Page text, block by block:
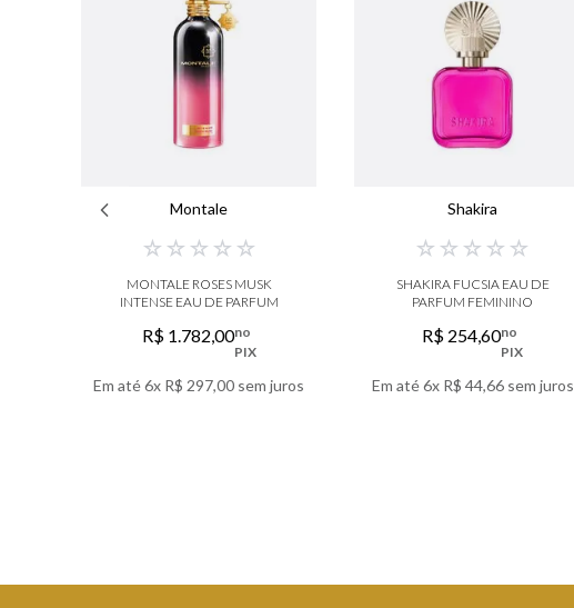
Montale
☆ ☆ ☆ ☆ ☆
MONTALE ROSES MUSK
INTENSE EAU DE PARFUM
R$ 1.782,00no
PIX
Em até6x R$ 297,00 sem juros
Shakira
☆ ☆ ☆ ☆ ☆
SHAKIRA FUCSIA EAU DE
PARFUM FEMININO
R$ 254,60no
PIX
Em até6x R$ 44,66sem juros